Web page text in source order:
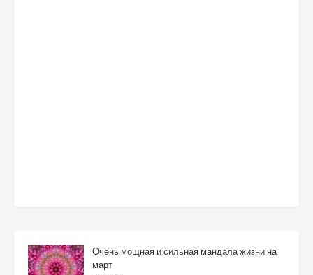
Очень мощная и сильная мандала жизни на
март